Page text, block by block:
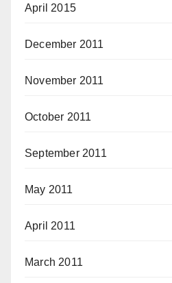
April 2015
December 2011
November 2011
October 2011
September 2011
May 2011
April 2011
March 2011